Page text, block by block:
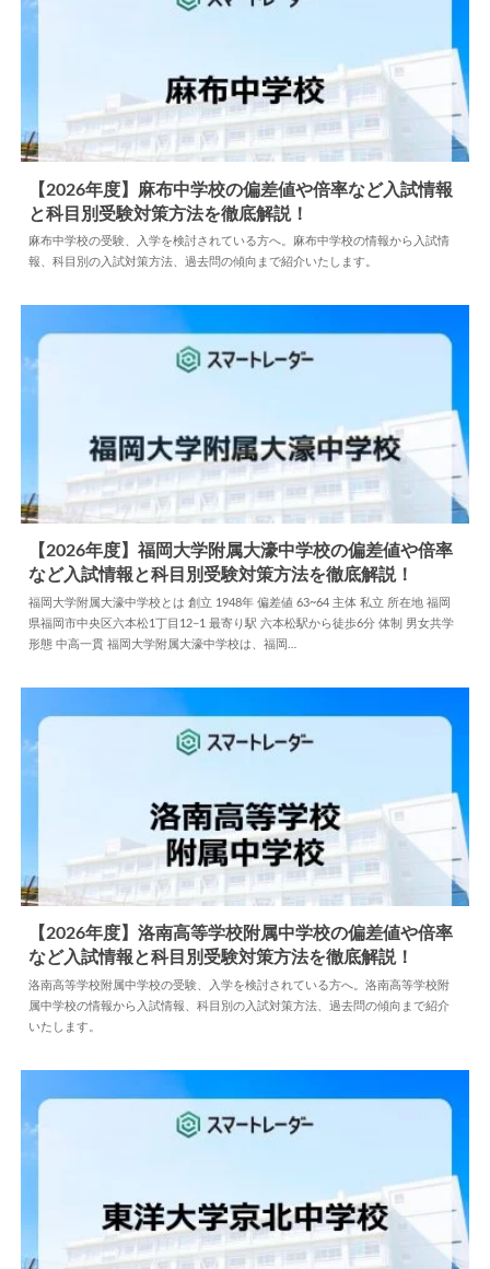
中学情報 2025.01.17
【2026年度】麻布中学校の偏差値や倍率など入試情報
と科目別受験対策方法を徹底解説！
麻布中学校の受験、入学を検討されている方へ。麻布中学校の情報から入試情
報、科目別の入試対策方法、過去問の傾向まで紹介いたします。
中学情報 2026.05.27
【2026年度】福岡大学附属大濠中学校の偏差値や倍率
など入試情報と科目別受験対策方法を徹底解説！
福岡大学附属大濠中学校とは 創立 1948年 偏差値 63~64 主体 私立 所在地 福岡
県福岡市中央区六本松1丁目12−1 最寄り駅 六本松駅から徒歩6分 体制 男女共学
形態 中高一貫 福岡大学附属大濠中学校は、福岡…
中学情報 2025.04.16
【2026年度】洛南高等学校附属中学校の偏差値や倍率
など入試情報と科目別受験対策方法を徹底解説！
洛南高等学校附属中学校の受験、入学を検討されている方へ。洛南高等学校附
属中学校の情報から入試情報、科目別の入試対策方法、過去問の傾向まで紹介
いたします。